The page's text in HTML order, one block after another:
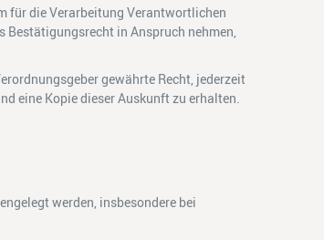
für die Verarbeitung Verantwortlichen
Bestätigungsrecht in Anspruch nehmen,
gewährte Recht, jederzeit
eine Kopie dieser Auskunft zu erhalten.
werden, insbesondere bei